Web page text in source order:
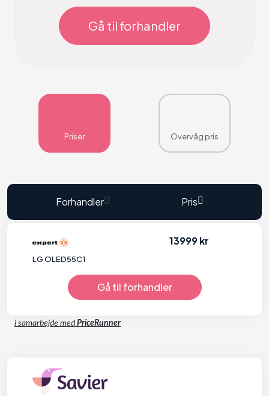
Gå til forhandler
Priser Overvåg pris
Forhandler Pris
LG OLED55C1
13999 kr
Gå til forhandler
i samarbejde med PriceRunner